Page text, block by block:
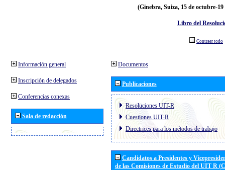
(Ginebra, Suiza, 15 de octubre-19
Libro del
Contraer todo
Información general
Inscripción de delegados
Conferencias conexas
Sala de redacción
Documentos
Publicaciones
Resoluciones UIT-R
Cuestiones UIT-R
Directrices para los métodos de trabajo
Candidatos a Presidentes y
de las Comisiones de Estudio del UIT R